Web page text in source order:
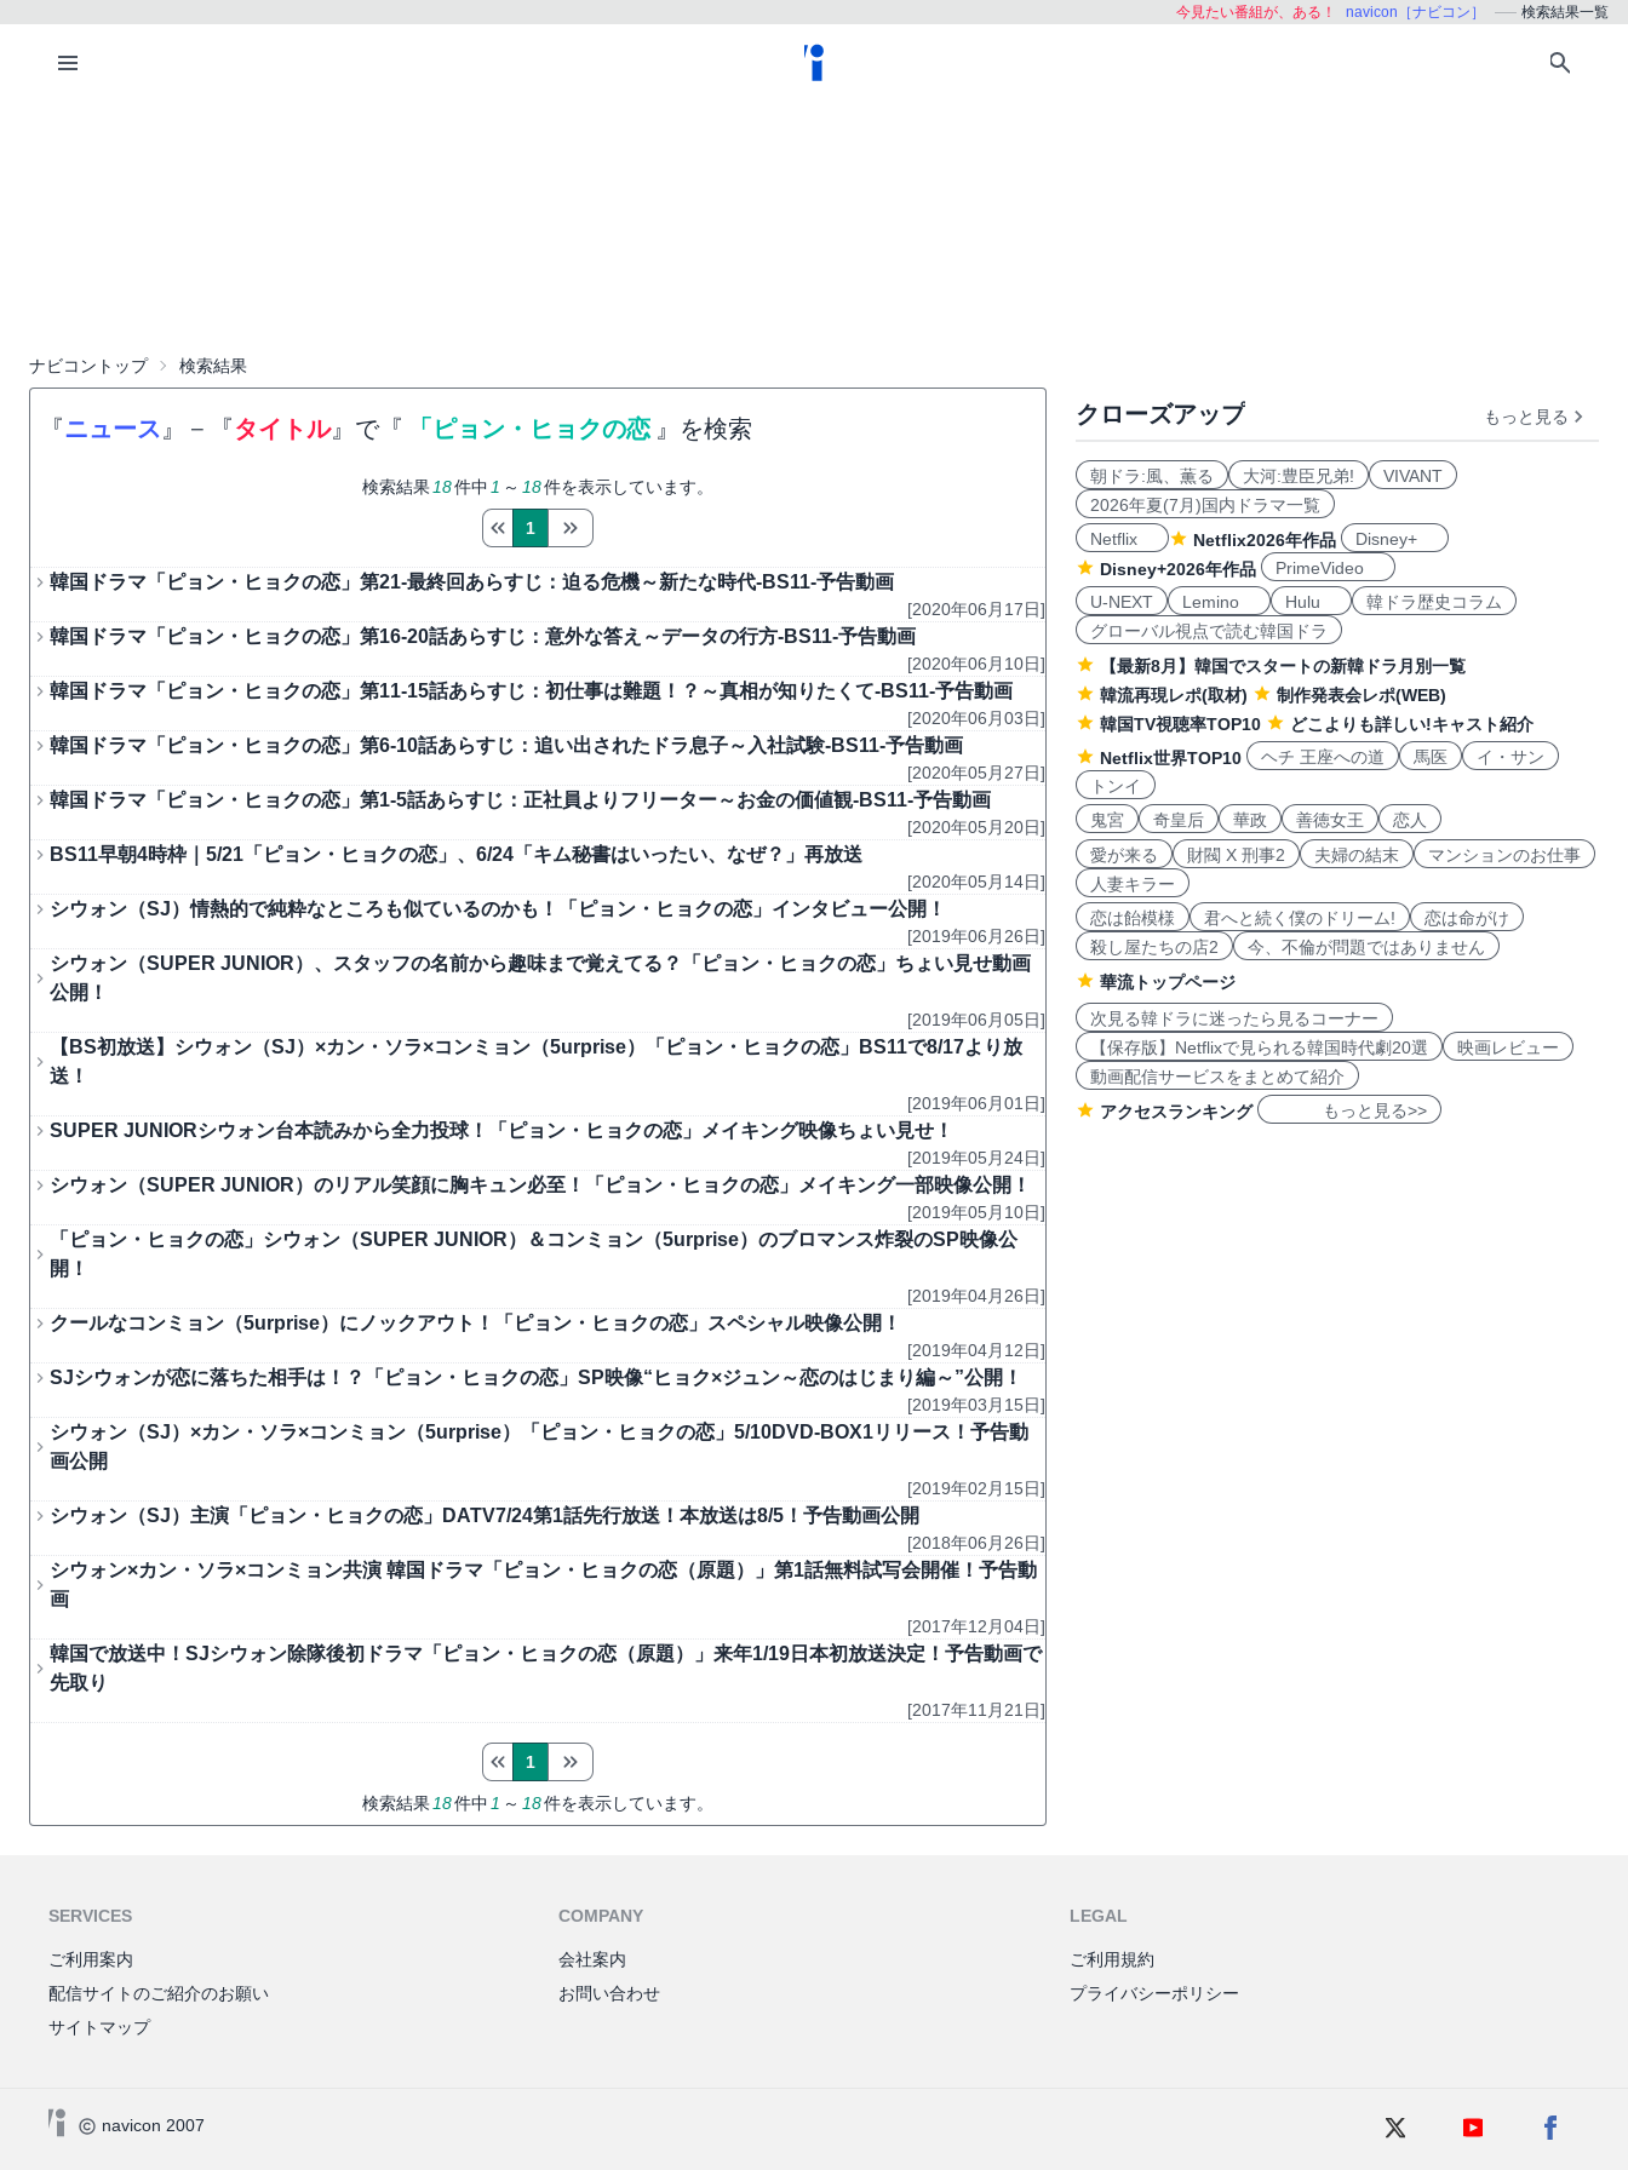
今見たい番組が、ある！ navicon［ナビコン］ 検索結果一覧
ナビコントップ 検索結果
『ニュース 』 − 『タイトル』で『 「ピョン・ヒョクの恋 』を検索
検索結果 18件中 1 ～ 18件を表示しています。
1
韓国ドラマ「ピョン・ヒョクの恋」第21-最終回あらすじ：迫る危機～新たな時代-BS11-予告動画
[2020年06月17日]
韓国ドラマ「ピョン・ヒョクの恋」第16-20話あらすじ：意外な答え～データの行方-BS11-予告動画
[2020年06月10日]
韓国ドラマ「ピョン・ヒョクの恋」第11-15話あらすじ：初仕事は難題！？～真相が知りたくて-BS11-予告動画
[2020年06月03日]
韓国ドラマ「ピョン・ヒョクの恋」第6-10話あらすじ：追い出されたドラ息子～入社試験-BS11-予告動画
[2020年05月27日]
韓国ドラマ「ピョン・ヒョクの恋」第1-5話あらすじ：正社員よりフリーター～お金の価値観-BS11-予告動画
[2020年05月20日]
BS11早朝4時枠｜5/21「ピョン・ヒョクの恋」、6/24「キム秘書はいったい、なぜ？」再放送
[2020年05月14日]
シウォン（SJ）情熱的で純粋なところも似ているのかも！「ピョン・ヒョクの恋」インタビュー公開！
[2019年06月26日]
シウォン（SUPER JUNIOR）、スタッフの名前から趣味まで覚えてる？「ピョン・ヒョクの恋」ちょい見せ動画
公開！
[2019年06月05日]
【BS初放送】シウォン（SJ）×カン・ソラ×コンミョン（5urprise）「ピョン・ヒョクの恋」BS11で8/17より放
送！
[2019年06月01日]
SUPER JUNIORシウォン台本読みから全力投球！「ピョン・ヒョクの恋」メイキング映像ちょい見せ！
[2019年05月24日]
シウォン（SUPER JUNIOR）のリアル笑顔に胸キュン必至！「ピョン・ヒョクの恋」メイキング一部映像公開！
[2019年05月10日]
「ピョン・ヒョクの恋」シウォン（SUPER JUNIOR）＆コンミョン（5urprise）のブロマンス炸裂のSP映像公
開！
[2019年04月26日]
クールなコンミョン（5urprise）にノックアウト！「ピョン・ヒョクの恋」スペシャル映像公開！
[2019年04月12日]
SJシウォンが恋に落ちた相手は！？「ピョン・ヒョクの恋」SP映像“ヒョク×ジュン～恋のはじまり編～”公開！
[2019年03月15日]
シウォン（SJ）×カン・ソラ×コンミョン（5urprise）「ピョン・ヒョクの恋」5/10DVD-BOX1リリース！予告動
画公開
[2019年02月15日]
シウォン（SJ）主演「ピョン・ヒョクの恋」DATV7/24第1話先行放送！本放送は8/5！予告動画公開
[2018年06月26日]
シウォン×カン・ソラ×コンミョン共演 韓国ドラマ「ピョン・ヒョクの恋（原題）」第1話無料試写会開催！予告動
画
[2017年12月04日]
韓国で放送中！SJシウォン除隊後初ドラマ「ピョン・ヒョクの恋（原題）」来年1/19日本初放送決定！予告動画で
先取り
[2017年11月21日]
検索結果 18件中 1 ～ 18件を表示しています。
1
クローズアップ もっと見る
朝ドラ:風、薫る 大河:豊臣兄弟!
VIVANT
2026年夏(7月)国内ドラマ一覧
Netflix
Netflix2026年作品
Disney+
Disney+2026年作品
PrimeVideo
U-NEXT
Lemino Hulu
韓ドラ歴史コラム
グローバル視点で読む韓国ドラ
【最新8月】韓国でスタートの新韓ドラ月別一覧
韓流再現レポ(取材)
制作発表会レポ(WEB)
韓国TV視聴率TOP10
どこよりも詳しい!キャスト紹介
Netflix世界TOP10
ヘチ 王座への道 馬医
イ・サン
トンイ
鬼宮
奇皇后 華政 善徳女王
恋人
愛が来る
財閥 X 刑事2 夫婦の結末
マンションのお仕事
人妻キラー
恋は飴模様
君へと続く僕のドリーム!
恋は命がけ
殺し屋たちの店2
今、不倫が問題ではありません
華流トップページ
次見る韓ドラに迷ったら見るコーナー
【保存版】Netflixで見られる韓国時代劇20選
映画レビュー
動画配信サービスをまとめて紹介
アクセスランキング
もっと見る>>
SERVICES
ご利用案内
配信サイトのご紹介のお願い
サイトマップ
COMPANY
会社案内
お問い合わせ
LEGAL
ご利用規約
プライバシーポリシー
navicon 2007